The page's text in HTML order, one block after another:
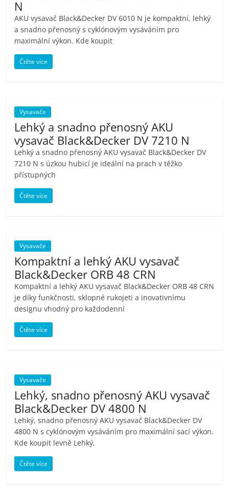
N
AKU vysavač Black&Decker DV 6010 N je kompaktní, lehký
a snadno přenosný s cyklónovým vysáváním pro
maximální výkon. Kde koupit
Čtěte více
Vysavače
Lehký a snadno přenosný AKU
vysavač Black&Decker DV 7210 N
Lehký a snadno přenosný AKU vysavač Black&Decker DV
7210 N s úzkou hubicí je ideální na prach v těžko
přístupných
Čtěte více
Vysavače
Kompaktní a lehký AKU vysavač
Black&Decker ORB 48 CRN
Kompaktní a lehký AKU vysavač Black&Decker ORB 48 CRN
je díky funkčnosti, sklopné rukojeti a inovativnímu
designu vhodný pro každodenní
Čtěte více
Vysavače
Lehký, snadno přenosný AKU vysavač
Black&Decker DV 4800 N
Lehký, snadno přenosný AKU vysavač Black&Decker DV
4800 N s cyklónovým vysáváním pro maximální sací výkon.
Kde koupit levně Lehký,
Čtěte více